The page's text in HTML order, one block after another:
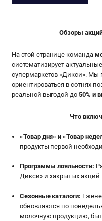
Обзоры
На этой странице команда
систематизирует
супермаркетов «Дикси». Мы
ориентироваться в сотнях
реальной выгодой до 50% и
Что
«Товар дня» и «Товар
продукты первой
Программы лояльности:
Дикси» и закрытых
Сезонные каталоги:
обновляются по
молочную продукцию,